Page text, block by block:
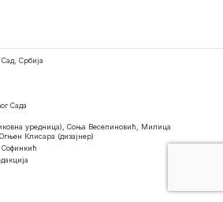
Србија
Сада
уредница), Соња Веселиновић, Милица
Клисара (дизајнер)